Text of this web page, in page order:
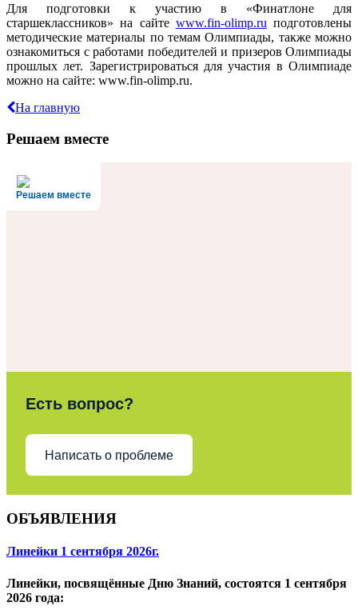
Для подготовки к участию в «Финатлоне для
старшеклассников» на сайте www.fin-olimp.ru подготовлены
методические материалы по темам Олимпиады, также можно
ознакомиться с работами победителей и призеров Олимпиады
прошлых лет. Зарегистрироваться для участия в Олимпиаде
можно на сайте: www.fin-olimp.ru.
На главную
Решаем вместе
Решаем вместе
Есть вопрос?
Написать о проблеме
ОБЪЯВЛЕНИЯ
Линейки 1 сентября 2026г.
Линейки, посвящённые Дню Знаний, состоятся 1 сентября
2026 года: